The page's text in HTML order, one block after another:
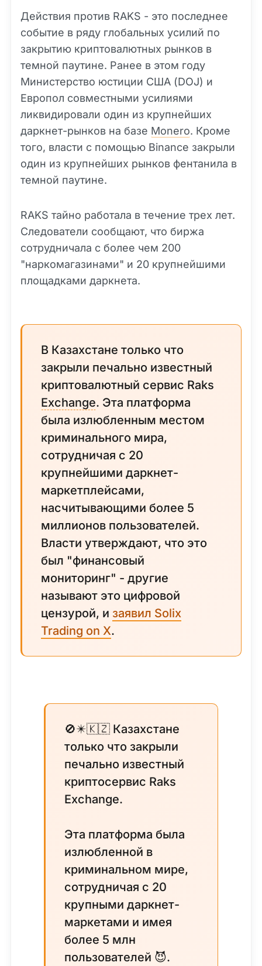
Действия против RAKS - это последнее
событие в ряду глобальных усилий по
закрытию криптовалютных рынков в
темной паутине. Ранее в этом году
Министерство юстиции США (DOJ) и
Европол совместными усилиями
ликвидировали один из крупнейших
даркнет-рынков на базе Monero. Кроме
того, власти с помощью Binance закрыли
один из крупнейших рынков фентанила в
темной паутине.
RAKS тайно работала в течение трех лет.
Следователи сообщают, что биржа
сотрудничала с более чем 200
"наркомагазинами" и 20 крупнейшими
площадками даркнета.
В Казахстане только что
закрыли печально известный
криптовалютный сервис Raks
Exchange. Эта платформа
была излюбленным местом
криминального мира,
сотрудничая с 20
крупнейшими даркнет-
маркетплейсами,
насчитывающими более 5
миллионов пользователей.
Власти утверждают, что это
был "финансовый
мониторинг" - другие
называют это цифровой
цензурой, и заявил Solix
Trading on X.
🚫✴️🇰🇿 Казахстане
только что закрыли
печально известный
криптосервис Raks
Exchange.
Эта платформа была
излюбленной в
криминальном мире,
сотрудничая с 20
крупными даркнет-
маркетами и имея
более 5 млн
пользователей 😈.